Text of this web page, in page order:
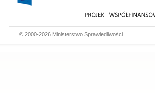
© 2000-2026 Ministerstwo Sprawiedliwości